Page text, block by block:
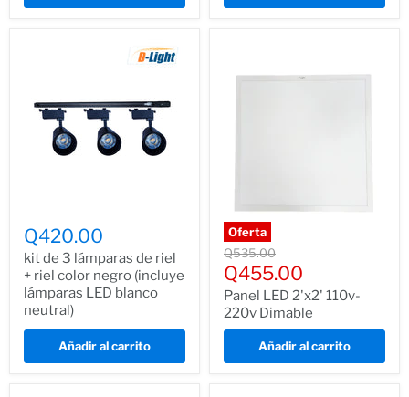
Q420.00
kit de 3 lámparas de riel
+ riel color negro (incluye
lámparas LED blanco
neutral)
Añadir al carrito
Oferta
Precio
normal
Q535.00
Precio
actual
Q455.00
Panel LED 2'x2' 110v-
220v Dimable
Añadir al carrito